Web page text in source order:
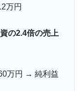
万円
の2.4倍の売上
万円 → 純利益